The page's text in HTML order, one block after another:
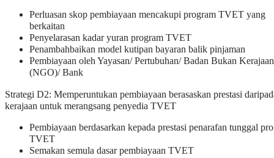
Perluasan skop pembiayaan mencakupi program TVET yang
berkaitan
Penyelarasan kadar yuran program TVET
Penambahbaikan model kutipan bayaran balik pinjaman
Pembiayaan oleh Yayasan/ Pertubuhan/ Badan Bukan Kerajaan
(NGO)/ Bank
Strategi D2: Memperuntukan pembiayaan berasaskan prestasi
kerajaan untuk merangsang penyedia TVET
Pembiayaan berdasarkan kepada prestasi penarafan tunggal
TVET
Semakan semula dasar pembiayaan TVET